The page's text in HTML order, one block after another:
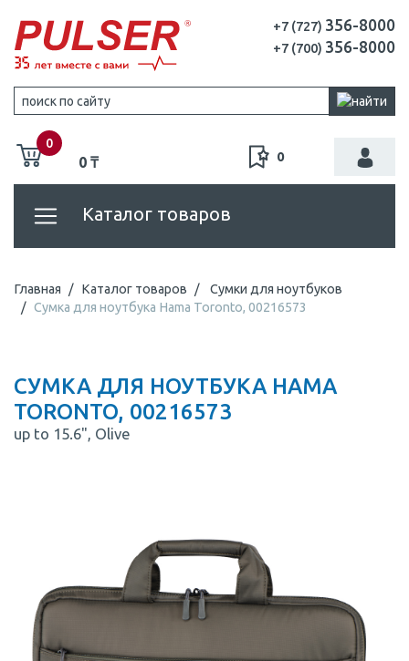
+7 (727) 356-8000
+7 (700) 356-8000
0
0 ₸ 0
Каталог товаров
Главная Каталог товаров
Сумки для ноутбуков
Сумка для ноутбука Hama Toronto, 00216573
СУМКА ДЛЯ НОУТБУКА HAMA
TORONTO, 00216573
up to 15.6", Olive